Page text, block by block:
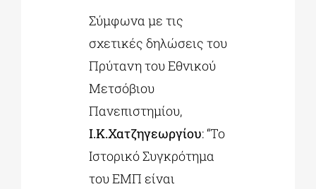
Σύμφωνα με τις
σχετικές δηλώσεις του
Πρύτανη του Εθνικού
Μετσόβιου
Πανεπιστημίου,
Ι.Κ.Χατζηγεωργίου: “Το
Ιστορικό Συγκρότημα
του ΕΜΠ είναι